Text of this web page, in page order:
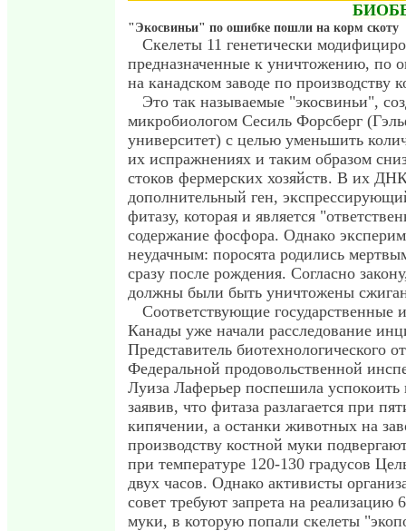
"Экосвиньи" по ошибке пошли на корм скоту
Скелеты 11 генетически
предназначенные к уничтожению, по
на канадском заводе по производству
Это так называемые "экосвиньи",
микробиологом Сесиль Форсберг
университет) с целью уменьшить
их испражнениях и таким образом
стоков фермерских хозяйств. В их
дополнительный ген,
фитазу, которая и является
содержание фосфора. Однако
неудачным: поросята родились
сразу после рождения. Согласно
должны были быть уничтожены
Соответствующие государственные
Канады уже начали расследование
Представитель биотехнологического
Федеральной продовольственной
Луиза Лаферьер поспешила успокоить
заявив, что фитаза разлагается при
кипячении, а останки животных на
производству костной муки
при температуре 120-130 градусов
двух часов. Однако активисты
совет требуют запрета на реализацию
муки, в которую попали скелеты